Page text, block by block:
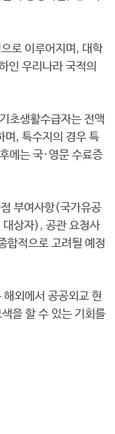
로 이루어지며, 대학
인 우리나라 국적의
초생활수급자는 전액
며, 특수지의 경우 특
에는 국·영문 수료증
부여사항(국가유공
대상자), 공관 요청사
합적으로 고려될 예정
외에서 공공외교 현
을 할 수 있는 기회를